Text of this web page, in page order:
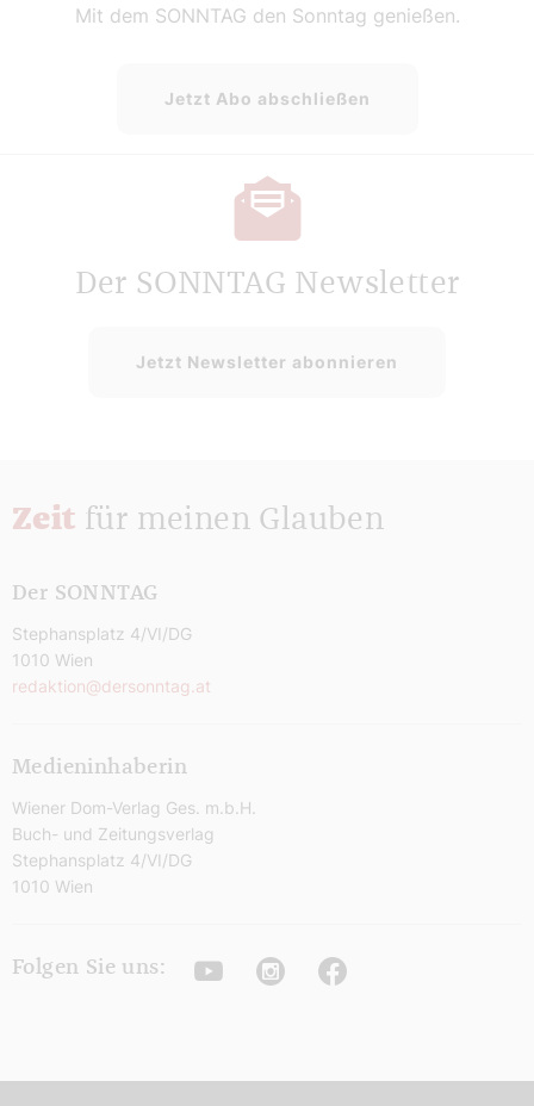
Mit dem SONNTAG den Sonntag genießen.
Jetzt Abo abschließen
Der SONNTAG Newsletter
Jetzt Newsletter abonnieren
Zeit für meinen Glauben
Der SONNTAG
Stephansplatz 4/VI/DG
1010 Wien
redaktion@dersonntag.at
Medieninhaberin
Wiener Dom-Verlag Ges. m.b.H.
Buch- und Zeitungsverlag
Stephansplatz 4/VI/DG
1010 Wien
Folgen Sie uns: YoutubeInstagramFacebook